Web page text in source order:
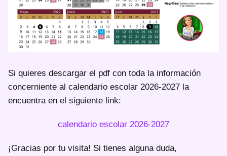
Si quieres descargar el pdf con toda la información
concerniente al calendario escolar 2026-2027 la
encuentra en el siguiente link:
calendario escolar 2026-2027
¡Gracias por tu visita! Si tienes alguna duda,